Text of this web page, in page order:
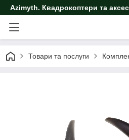
Azimyth. Квадрокоптери та
Товари та послуги